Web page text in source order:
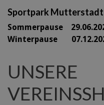
Sportpark Mutterstadt
Sommerpause 29
Winterpause
UNSERE